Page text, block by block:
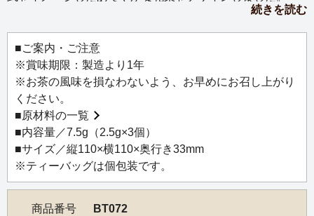
箱を開くと、まるで手のひらに花束がふんわりと広がるよ
うな仕掛けになっています。
お祝いの贈りものとしても、披露宴の際に手渡しで贈るプ
チギフトとしてもご利用いただけます。
コトブキ：フランスの果実ミラベルがフルーティーに香る
台湾烏龍茶。とろりと甘くやさしい味わい。
続きを読む
■ご案内・ご注意
※賞味期限：製造より1年
※お茶の風味を損なわないよう、お早めにお召し上がり
ください。
■原材料の一覧
■内容量／7.5g（2.5g×3個）
■サイズ／縦110×横110×奥行き33mm
※ティーバッグは個包装です。
商品番号
BT072